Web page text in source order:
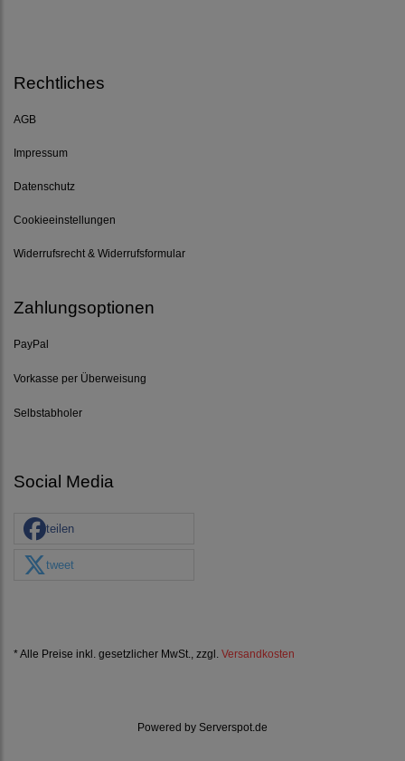
Rechtliches
AGB
Impressum
Datenschutz
Cookieeinstellungen
Widerrufsrecht & Widerrufsformular
Zahlungsoptionen
PayPal
Vorkasse per Überweisung
Selbstabholer
Social Media
teilen
tweet
* Alle Preise inkl. gesetzlicher MwSt., zzgl. Versandkosten
Powered by Serverspot.de